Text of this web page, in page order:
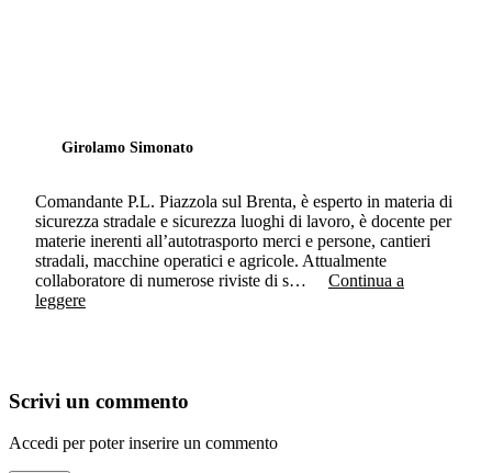
Girolamo Simonato
Comandante P.L. Piazzola sul Brenta, è esperto in materia di
sicurezza stradale e sicurezza luoghi di lavoro, è docente per
materie inerenti all’autotrasporto merci e persone, cantieri
stradali, macchine operatici e agricole. Attualmente
collaboratore di numerose riviste di s…
Continua a
leggere
Scrivi un commento
Accedi per poter inserire un commento